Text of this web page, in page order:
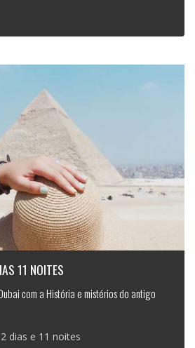
11 NOITES
com a História e mistérios do antigo
dias e 11 noites